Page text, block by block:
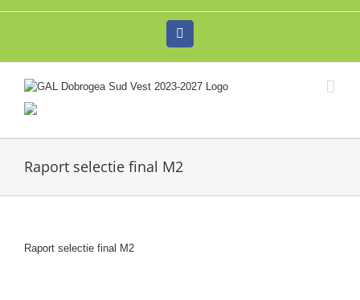
Raport selectie final M2
Raport selectie final M2